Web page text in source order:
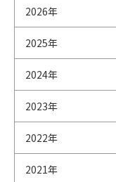
2026年
2025年
2024年
2023年
2022年
2021年